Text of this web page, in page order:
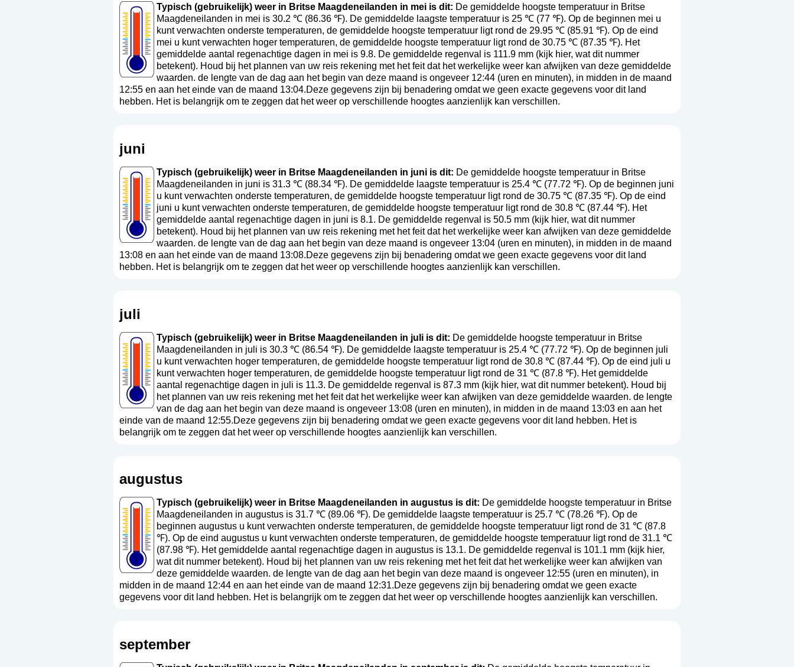
Typisch (gebruikelijk) weer in Britse Maagdeneilanden in mei is dit: De gemiddelde hoogste temperatuur in Britse
Maagdeneilanden in mei is 30.2 ℃ (86.36 ℉). De gemiddelde laagste temperatuur is 25 ℃ (77 ℉). Op de beginnen mei u
kunt verwachten onderste temperaturen, de gemiddelde hoogste temperatuur ligt rond de 29.95 ℃ (85.91 ℉). Op de eind
mei u kunt verwachten hoger temperaturen, de gemiddelde hoogste temperatuur ligt rond de 30.75 ℃ (87.35 ℉). Het
gemiddelde aantal regenachtige dagen in mei is 9.8. De gemiddelde regenval is 111.9 mm (kijk hier, wat dit nummer
betekent). Houd bij het plannen van uw reis rekening met het feit dat het werkelijke weer kan afwijken van deze gemiddelde
waarden. de lengte van de dag aan het begin van deze maand is ongeveer 12:44 (uren en minuten), in midden in de maand
12:55 en aan het einde van de maand 13:04.Deze gegevens zijn bij benadering omdat we geen exacte gegevens voor dit land
hebben. Het is belangrijk om te zeggen dat het weer op verschillende hoogtes aanzienlijk kan verschillen.
juni
Typisch (gebruikelijk) weer in Britse Maagdeneilanden in juni is dit: De gemiddelde hoogste temperatuur in Britse
Maagdeneilanden in juni is 31.3 ℃ (88.34 ℉). De gemiddelde laagste temperatuur is 25.4 ℃ (77.72 ℉). Op de beginnen juni
u kunt verwachten onderste temperaturen, de gemiddelde hoogste temperatuur ligt rond de 30.75 ℃ (87.35 ℉). Op de eind
juni u kunt verwachten onderste temperaturen, de gemiddelde hoogste temperatuur ligt rond de 30.8 ℃ (87.44 ℉). Het
gemiddelde aantal regenachtige dagen in juni is 8.1. De gemiddelde regenval is 50.5 mm (kijk hier, wat dit nummer
betekent). Houd bij het plannen van uw reis rekening met het feit dat het werkelijke weer kan afwijken van deze gemiddelde
waarden. de lengte van de dag aan het begin van deze maand is ongeveer 13:04 (uren en minuten), in midden in de maand
13:08 en aan het einde van de maand 13:08.Deze gegevens zijn bij benadering omdat we geen exacte gegevens voor dit land
hebben. Het is belangrijk om te zeggen dat het weer op verschillende hoogtes aanzienlijk kan verschillen.
juli
Typisch (gebruikelijk) weer in Britse Maagdeneilanden in juli is dit: De gemiddelde hoogste temperatuur in Britse
Maagdeneilanden in juli is 30.3 ℃ (86.54 ℉). De gemiddelde laagste temperatuur is 25.4 ℃ (77.72 ℉). Op de beginnen juli
u kunt verwachten hoger temperaturen, de gemiddelde hoogste temperatuur ligt rond de 30.8 ℃ (87.44 ℉). Op de eind juli u
kunt verwachten hoger temperaturen, de gemiddelde hoogste temperatuur ligt rond de 31 ℃ (87.8 ℉). Het gemiddelde
aantal regenachtige dagen in juli is 11.3. De gemiddelde regenval is 87.3 mm (kijk hier, wat dit nummer betekent). Houd bij
het plannen van uw reis rekening met het feit dat het werkelijke weer kan afwijken van deze gemiddelde waarden. de lengte
van de dag aan het begin van deze maand is ongeveer 13:08 (uren en minuten), in midden in de maand 13:03 en aan het
einde van de maand 12:55.Deze gegevens zijn bij benadering omdat we geen exacte gegevens voor dit land hebben. Het is
belangrijk om te zeggen dat het weer op verschillende hoogtes aanzienlijk kan verschillen.
augustus
Typisch (gebruikelijk) weer in Britse Maagdeneilanden in augustus is dit: De gemiddelde hoogste temperatuur in Britse
Maagdeneilanden in augustus is 31.7 ℃ (89.06 ℉). De gemiddelde laagste temperatuur is 25.7 ℃ (78.26 ℉). Op de
beginnen augustus u kunt verwachten onderste temperaturen, de gemiddelde hoogste temperatuur ligt rond de 31 ℃ (87.8
℉). Op de eind augustus u kunt verwachten onderste temperaturen, de gemiddelde hoogste temperatuur ligt rond de 31.1 ℃
(87.98 ℉). Het gemiddelde aantal regenachtige dagen in augustus is 13.1. De gemiddelde regenval is 101.1 mm (kijk hier,
wat dit nummer betekent). Houd bij het plannen van uw reis rekening met het feit dat het werkelijke weer kan afwijken van
deze gemiddelde waarden. de lengte van de dag aan het begin van deze maand is ongeveer 12:55 (uren en minuten), in
midden in de maand 12:44 en aan het einde van de maand 12:31.Deze gegevens zijn bij benadering omdat we geen exacte
gegevens voor dit land hebben. Het is belangrijk om te zeggen dat het weer op verschillende hoogtes aanzienlijk kan verschillen.
september